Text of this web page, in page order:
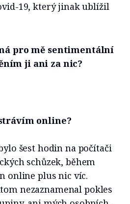
19, který jinak ublížil
pro mě sentimentální
ji ani za nic?
online?
šest hodin na počítači
schůzek, během
online plus nic víc.
nezaznamenal pokles